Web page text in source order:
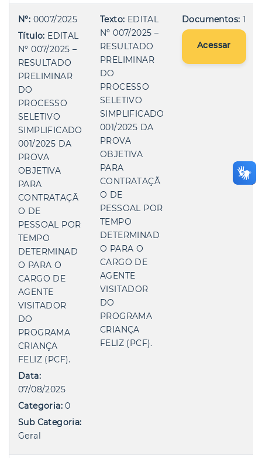
Nº: 0007/2025
Título: EDITAL
Nº 007/2025 –
RESULTADO
PRELIMINAR
DO
PROCESSO
SELETIVO
SIMPLIFICADO
001/2025 DA
PROVA
OBJETIVA
PARA
CONTRATAÇÃ
O DE
PESSOAL POR
TEMPO
DETERMINAD
O PARA O
CARGO DE
AGENTE
VISITADOR
DO
PROGRAMA
CRIANÇA
FELIZ (PCF).
Data:
07/08/2025
Categoria:0
Sub Categoria:
Geral
Texto: EDITAL
Nº 007/2025 –
RESULTADO
PRELIMINAR
DO
PROCESSO
SELETIVO
SIMPLIFICADO
001/2025 DA
PROVA
OBJETIVA
PARA
CONTRATAÇÃ
O DE
PESSOAL POR
TEMPO
DETERMINAD
O PARA O
CARGO DE
AGENTE
VISITADOR
DO
PROGRAMA
CRIANÇA
FELIZ (PCF).
Documentos: 1
Acessar